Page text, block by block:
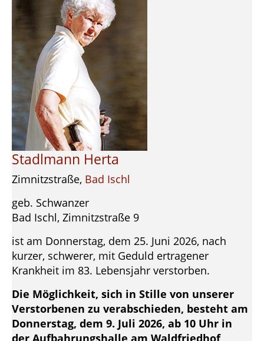
Stadlmann Herta
Zimnitzstraße, Bad Ischl
geb. Schwanzer
Bad Ischl, Zimnitzstraße 9
ist am Donnerstag, dem 25. Juni 2026, nach
kurzer, schwerer, mit Geduld ertragener
Krankheit im 83. Lebensjahr verstorben.
Die Möglichkeit, sich in Stille von unserer
Verstorbenen zu verabschieden, besteht am
Donnerstag, dem 9. Juli 2026, ab 10 Uhr in
der Aufbahrungshalle am Waldfriedhof